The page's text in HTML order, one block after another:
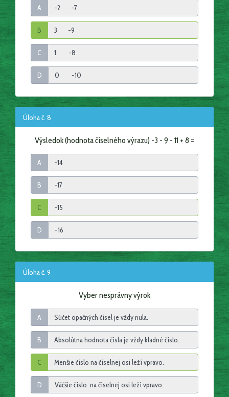
A
B
C
D
Úloha č. 8
Výsledok (hodnota číselného výrazu) -3 - 9 - 11 + 8 =
A
B
C
D
Úloha č. 9
Vyber nesprávny výrok
A
B
C
D